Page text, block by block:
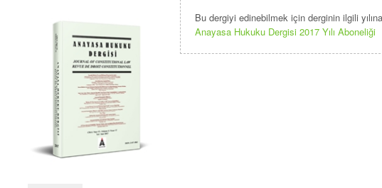
Bu dergiyi edinebilmek için derginin ilgili
Anayasa Hukuku Dergisi 2017 Yılı Aboneliği